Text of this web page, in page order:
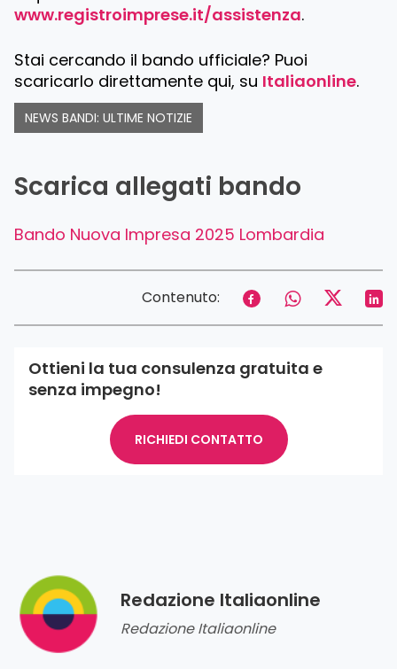
www.registroimprese.it/assistenza.
Stai cercando il bando ufficiale? Puoi
scaricarlo direttamente qui, su Italiaonline.
NEWS BANDI: ULTIME NOTIZIE
Scarica allegati bando
Bando Nuova Impresa 2025 Lombardia
Contenuto:
Ottieni la tua consulenza gratuita e
senza impegno!
RICHIEDI CONTATTO
Redazione Italiaonline
Redazione Italiaonline